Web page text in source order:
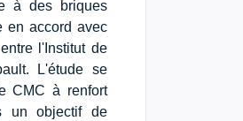
à des briques
en accord avec
l'Institut de
L'étude se
CMC à renfort
un objectif de